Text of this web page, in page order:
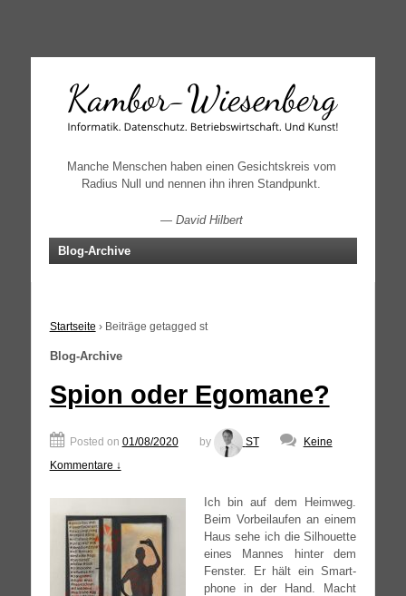
↓
CONTENT
Manche Menschen haben einen Gesichtskreis vom
Radius Null und nennen ihn ihren Standpunkt.
— David Hilbert
Blog-Archive
Startseite › Beiträge getagged st
Blog-Archive
Spion oder Egomane?
Posted on 01/08/2020 by ST
Keine
Kommentare ↓
Ich bin auf dem Heim­weg.
Beim Vor­bei­lau­fen an einem
Haus sehe ich die Sil­hou­et­te
eines Man­nes hin­ter dem
Fens­ter. Er hält ein Smart­
phone in der Hand. Macht